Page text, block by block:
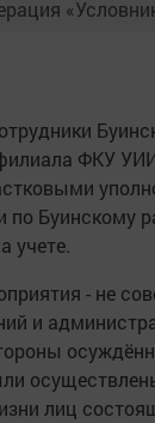
ФКУ
Буинскому
учете.
- не
и
лиц